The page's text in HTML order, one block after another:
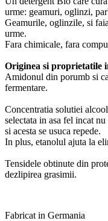
urme: geamuri, oglinzi,
Geamurile, oglinzile, si
urme.
Fara chimicale, fara
Originea si proprietatile
Amidonul din porumb si
fermentare.
Concentratia solutiei
selectata in asa fel incat
si acesta se usuca repede.
In plus, etanolul ajuta la
Tensidele obtinute din
dezlipirea grasimii.
Fabricat in Germania